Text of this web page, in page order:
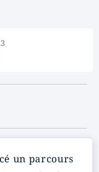
un parcours